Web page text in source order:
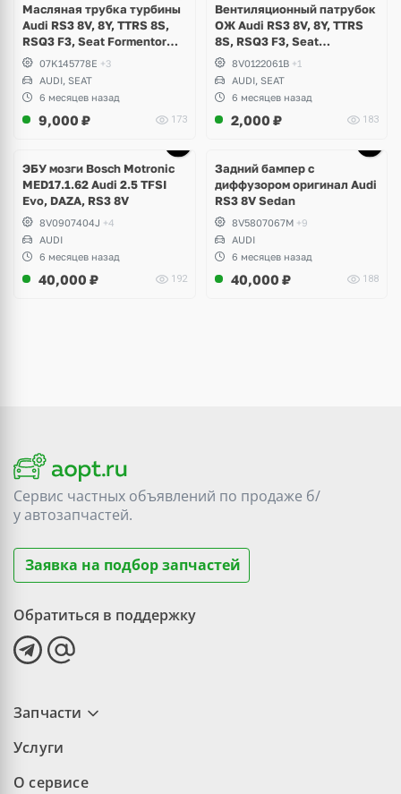
Масляная трубка турбины
Audi RS3 8V, 8Y, TTRS 8S,
RSQ3 F3, Seat Formentor
Cupra 2.5 TFSI Evo, DAZA,
DNWA, DNWB
07K145778E +3
AUDI, SEAT
6 месяцев назад
9,000 ₽ 173
Вентиляционный патрубок
ОЖ Audi RS3 8V, 8Y, TTRS
8S, RSQ3 F3, Seat
Formentor Cupra 2.5 TFSI
Evo, DAZA, DNWA, DNWB
8V0122061B +1
AUDI, SEAT
6 месяцев назад
2,000 ₽ 183
ЭБУ мозги Bosch Motronic
MED17.1.62 Audi 2.5 TFSI
Evo, DAZA, RS3 8V
8V0907404J +4
AUDI
6 месяцев назад
40,000 ₽ 192
Задний бампер с
диффузором оригинал Audi
RS3 8V Sedan
8V5807067M +9
AUDI
6 месяцев назад
40,000 ₽ 188
Сервис частных объявлений по продаже б/
уавтозапчастей.
Заявка на подбор запчастей
Обратиться в поддержку
Запчасти
Услуги
О сервисе